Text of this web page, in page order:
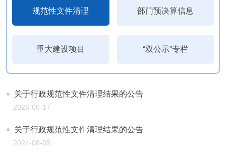
规范性文件清理 部门预决算信息
重大建设项目 “双公示”专栏
关于行政规范性文件清理结果的公告
2026-06-17
关于行政规范性文件清理结果的公告
2024-08-05